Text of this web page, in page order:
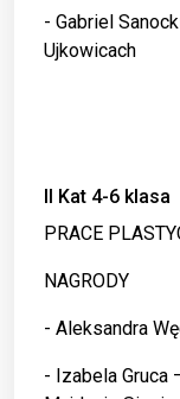
- Gabriel
Ujkowicach
II Kat 4-6 klasa
PRACE
NAGRODY
- Aleksandra
- Izabela Gruca